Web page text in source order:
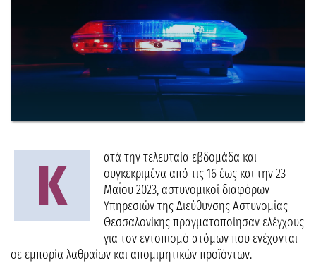
Κ
ατά την τελευταία εβδομάδα και
συγκεκριμένα από τις 16 έως και την 23
Μαΐου 2023, αστυνομικοί διαφόρων
Υπηρεσιών της Διεύθυνσης Αστυνομίας
Θεσσαλονίκης πραγματοποίησαν ελέγχους
για τον εντοπισμό ατόμων που ενέχονται
σε εμπορία λαθραίων και απομιμητικών προϊόντων.